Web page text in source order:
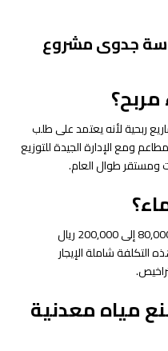
جدوى مشروع
ربحية لأنه يعتمد على طلب
ومع الإدارة الجيدة للتوزيع
طوال العام.
تتراوح تكلفة محل بيع المياه عادة بين 80,000 إلى 200,000 ريال
شاملة الإيجار
مياه معدنية